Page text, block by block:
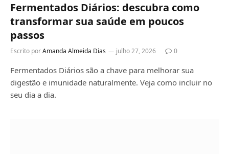
Fermentados Diários: descubra como
transformar sua saúde em poucos
passos
Escrito porAmanda Almeida Dias julho 27, 2026 0
Fermentados Diários são a chave para melhorar sua
digestão e imunidade naturalmente. Veja como incluir no
seu dia a dia.